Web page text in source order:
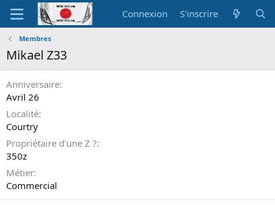
Connexion S'inscrire
Membres
Mikael Z33
Anniversaire
Avril 26
Localité
Courtry
Propriétaire d'une Z ?
350z
Métier
Commercial